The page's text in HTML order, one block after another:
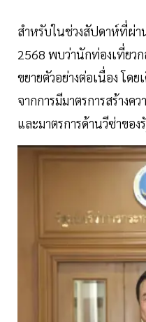
สำหรับในช่วงสัปดาห์ที่ผ่า
2568 พบว่านักท่องเที่ยว
ขยายตัวอย่างต่อเนื่อง โด
จากการมีมาตรการสร้าง
และมาตรการด้านวีซ่าของ